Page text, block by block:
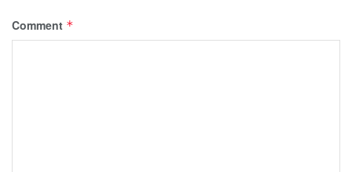
Comment *